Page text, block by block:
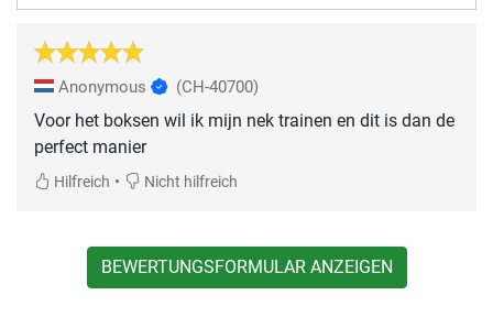
Anonymous (CH-40700)
Voor het boksen wil ik mijn nek trainen en dit is dan de
perfect manier
Hilfreich • Nicht hilfreich
BEWERTUNGSFORMULAR ANZEIGEN